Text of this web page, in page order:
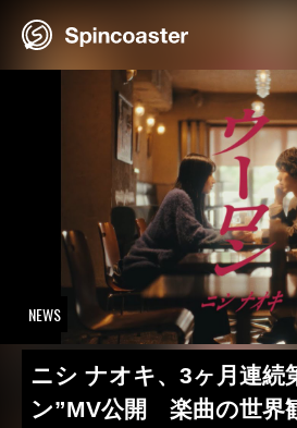
NEWS
ニシ ナオキ、3ヶ月連続
ン”MV公開 楽曲の世界